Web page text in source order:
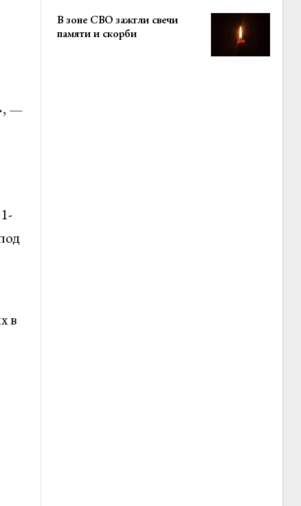
—
в
В зоне СВО зажгли свечи
памяти и скорби